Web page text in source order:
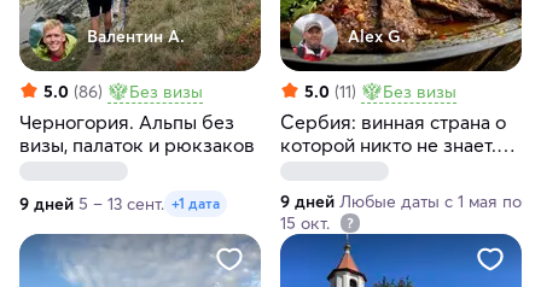
Валентин А.
5.0 (86) Без визы
Черногория. Альпы без
визы, палаток и рюкзаков
9 дней 5 – 13 сент. +1 дата
Alex G.
5.0 (11) Без визы
Сербия: винная страна о
которой никто не знает.
Винный тур за 9 дней
(индивидуально)
9 дней Любые даты с 1 мая по
15 окт.